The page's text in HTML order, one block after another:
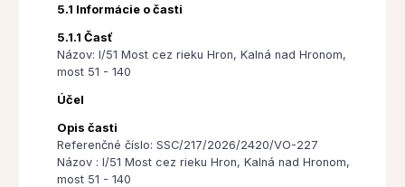
5.1 Informácie o časti
5.1.1 Časť
Názov: I/51 Most cez rieku Hron, Kalná nad Hronom,
most 51 - 140
Účel
Opis časti
Referenčné číslo: SSC/217/2026/2420/VO-227
Názov : I/51 Most cez rieku Hron, Kalná nad Hronom,
most 51 - 140